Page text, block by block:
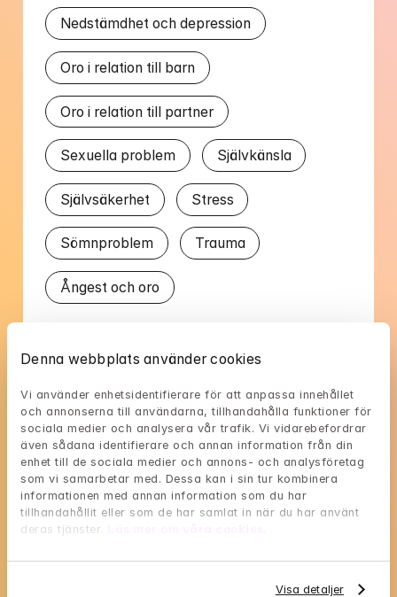
Denna webbplats använder cookies
Vi använder enhetsidentifierare för att anpassa innehållet
och annonserna till användarna, tillhandahålla funktioner för
sociala medier och analysera vår trafik. Vi vidarebefordrar
även sådana identifierare och annan information från din
enhet till de sociala medier och annons- och analysföretag
som vi samarbetar med. Dessa kan i sin tur kombinera
informationen med annan information som du har
tillhandahållit eller som de har samlat in när du har använt
deras tjänster.
Visa detaljer
Nedstämdhet och depression
Oro i relation till barn
Oro i relation till partner
Sexuella problem Självkänsla
Självsäkerhet Stress
Sömnproblem Trauma
Ångest och oro
Lennarts tillgänglighet
Välj en tid som passar dig, och reservera med